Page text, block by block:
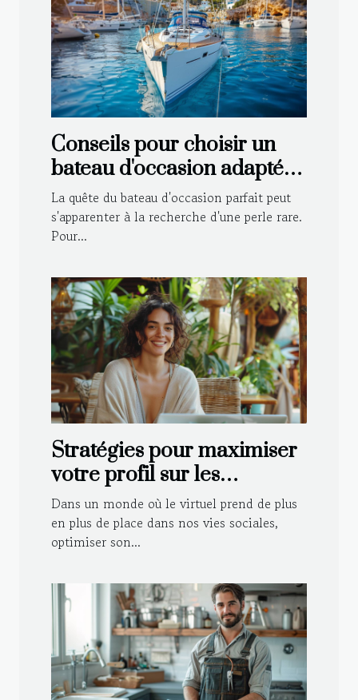
Conseils pour choisir un
bateau d'occasion adapté à
vos besoins
La quête du bateau d'occasion parfait peut
s'apparenter à la recherche d'une perle rare.
Pour...
Stratégies pour maximiser
votre profil sur les
plateformes de rencontre
Dans un monde où le virtuel prend de plus
en plus de place dans nos vies sociales,
optimiser son...